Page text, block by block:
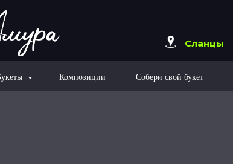
Сланцы
Композиции Собери свой букет